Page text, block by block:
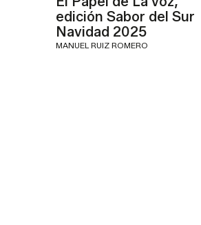
edición Sabor del Sur
Navidad 2025
MANUEL RUIZ ROMERO